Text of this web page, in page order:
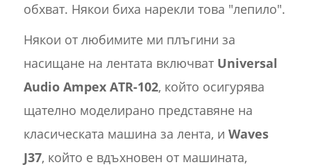
обхват. Някои биха нарекли това "лепило".
Някои от любимите ми плъгини за
насищане на лентата включват Universal
Audio Ampex ATR-102, който осигурява
щателно моделирано представяне на
класическата машина за лента, и Waves
J37, който е вдъхновен от машината,